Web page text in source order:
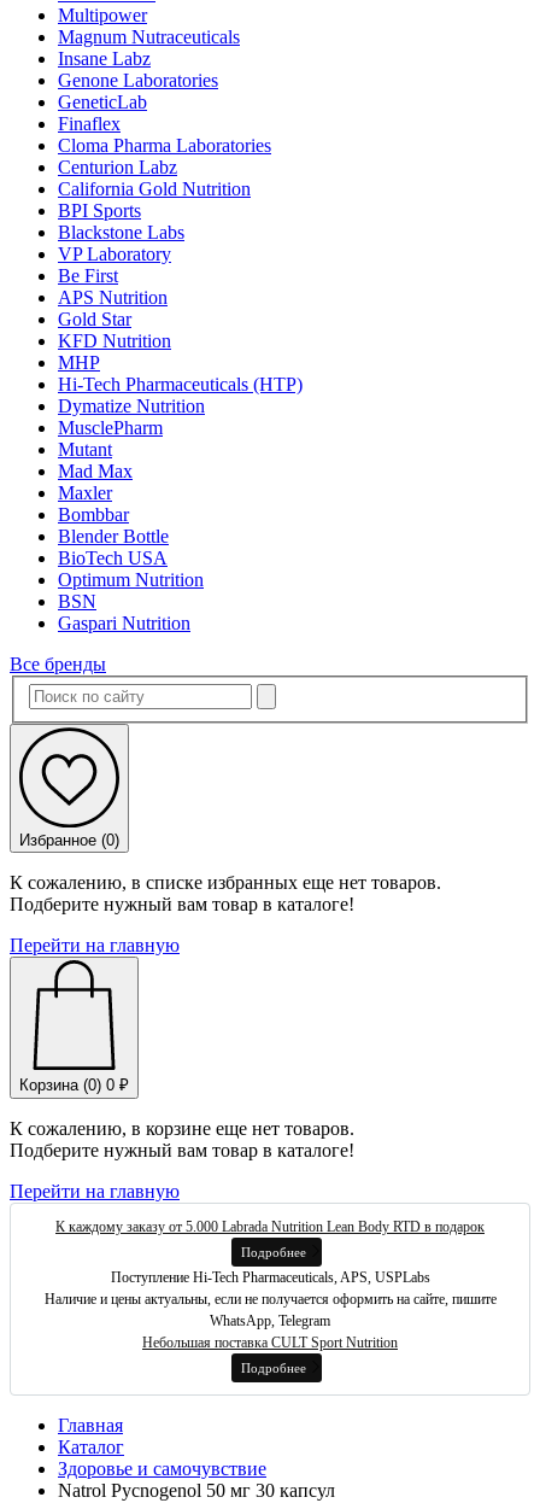
Multipower
Magnum Nutraceuticals
Insane Labz
Genone Laboratories
GeneticLab
Finaflex
Cloma Pharma Laboratories
Centurion Labz
California Gold Nutrition
BPI Sports
Blackstone Labs
VP Laboratory
Be First
APS Nutrition
Gold Star
KFD Nutrition
MHP
Hi-Tech Pharmaceuticals (HTP)
Dymatize Nutrition
MusclePharm
Mutant
Mad Max
Maxler
Bombbar
Blender Bottle
BioTech USA
Optimum Nutrition
BSN
Gaspari Nutrition
Все бренды
Избранное (0)
К сожалению, в списке избранных еще нет товаров.
Подберите нужный вам товар в каталоге!
Перейти на главную
Корзина (0) 0 ₽
К сожалению, в корзине еще нет товаров.
Подберите нужный вам товар в каталоге!
Перейти на главную
К каждому заказу от 5.000 Labrada Nutrition Lean Body RTD в подарок
Подробнее
Поступление Hi-Tech Pharmaceuticals, APS, USPLabs
Наличие и цены актуальны, если не получается оформить на сайте, пишите
WhatsApp, Telegram
Небольшая поставка CULT Sport Nutrition
Подробнее
Главная
Каталог
Здоровье и самочувствие
Natrol Pycnogenol 50 мг 30 капсул